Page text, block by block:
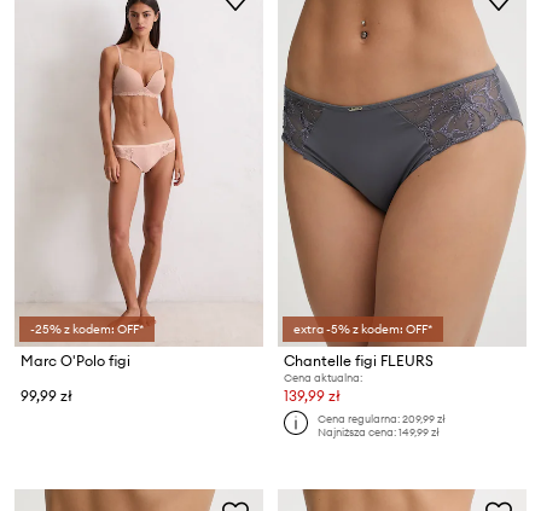
-25% z kodem: OFF*
Marc O'Polo figi
99,99 zł
extra -5% z kodem: OFF*
Chantelle figi FLEURS
Cena aktualna:
139,99 zł
Cena regularna:209,99 zł
Najniższa cena:149,99 zł